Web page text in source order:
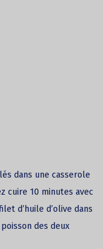
dans une casserole
cuire 10 minutes avec
d’huile d’olive dans
des deux